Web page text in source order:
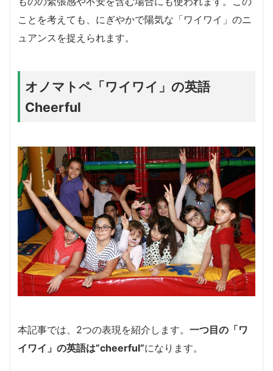
ことを考えても、にぎやかで陽気な「ワイワイ」のニ
ュアンスを捉えられます。
オノマトペ「ワイワイ」の英語
Cheerful
本記事では、2つの表現を紹介します。 一つ目の「ワ
イワイ」の英語は”cheerful”になります。